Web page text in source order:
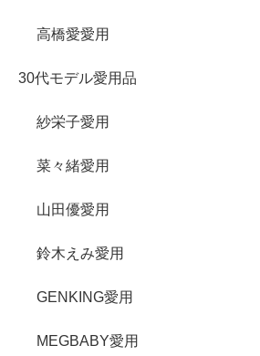
高橋愛愛用
30代モデル愛用品
紗栄子愛用
菜々緒愛用
山田優愛用
鈴木えみ愛用
GENKING愛用
MEGBABY愛用